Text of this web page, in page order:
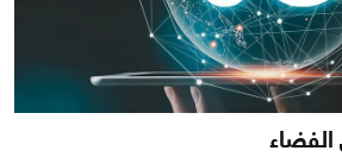
الفضاء